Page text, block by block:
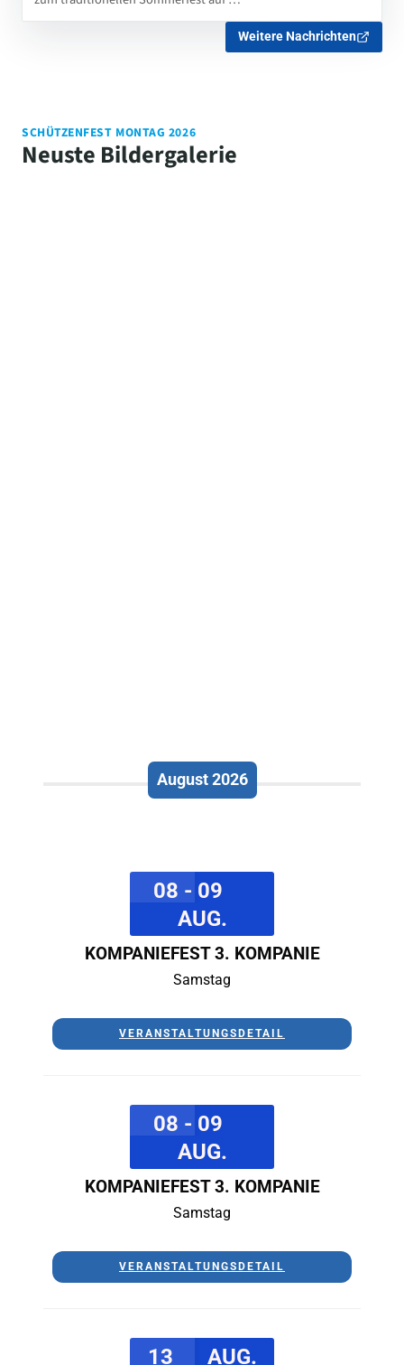
Weitere Nachrichten
SCHÜTZENFEST MONTAG 2026
Neuste Bildergalerie
August 2026
08 - 09
AUG.
KOMPANIEFEST 3. KOMPANIE
Samstag
VERANSTALTUNGSDETAIL
08 - 09
AUG.
KOMPANIEFEST 3. KOMPANIE
Samstag
VERANSTALTUNGSDETAIL
13 AUG.